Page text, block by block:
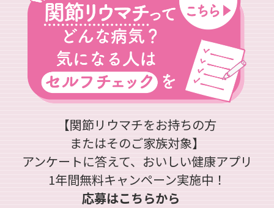
【関節リウマチをお持ちの方
またはそのご家族対象】
アンケートに答えて、おいしい健康アプリ
1年間無料キャンペーン実施中！
応募はこちらから